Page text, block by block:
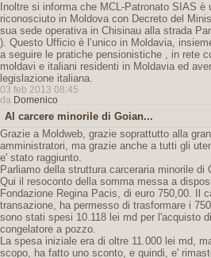
Inoltre si informa che MCL-Patronato SIAS è
riconosciuto in Moldova con Decreto del
sua sede operativa in Chisinau alla strada
). Questo Ufficio è l’unico in Moldavia,
a seguire le pratiche pensionistiche , in rete
moldavi e italiani residenti in Moldavia ed
legislazione italiana.
03 feb 2013 08:45
da Domenico
Al carcere minorile di Goian...
Grazie a Moldweb, grazie soprattutto alla
amministratori, ma grazie anche a tutti gli
e' stato raggiunto.
Parliamo della struttura carceraria minorile di
Qui il resoconto della somma messa a
Fondazione Regina Pacis, di euro 750,00. Il
transazione, ha permesso di trasformare i
sono stati spesi 10.118 lei md per l'acquisto
congelatore a pozzo.
La spesa iniziale era di oltre 11.000 lei md,
scopo, ha fatto uno sconto, e quindi, e'